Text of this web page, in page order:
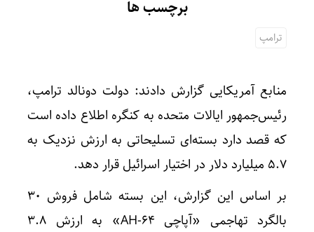
برچسب ها
ترامپ
منابع آمریکایی گزارش دادند: دولت دونالد ترامپ،
رئیس‌جمهور ایالات متحده به کنگره اطلاع داده است
که قصد دارد بسته‌ای تسلیحاتی به ارزش نزدیک به
۵.۷ میلیارد دلار در اختیار اسرائیل قرار دهد.
بر اساس این گزارش، این بسته شامل فروش ۳۰
بالگرد تهاجمی «آپاچی AH-۶۴» به ارزش ۳.۸